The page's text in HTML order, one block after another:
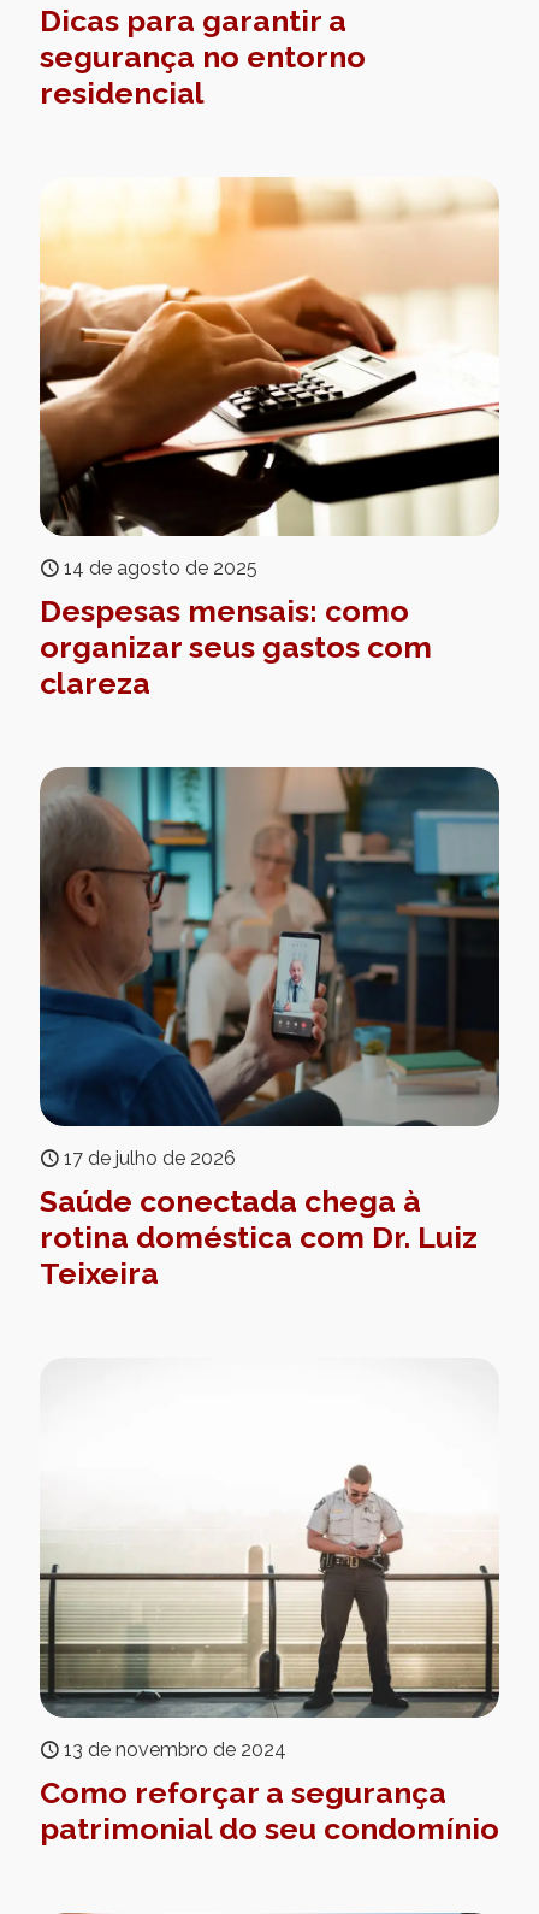
Dicas para garantir a
segurança no entorno
residencial
14 de agosto de 2025
Despesas mensais: como
organizar seus gastos com
clareza
17 de julho de 2026
Saúde conectada chega à
rotina doméstica com Dr. Luiz
Teixeira
13 de novembro de 2024
Como reforçar a segurança
patrimonial do seu condomínio